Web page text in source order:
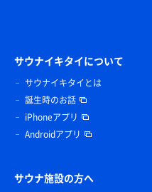
サウナイキタイについて
サウナイキタイとは
誕生時のお話
iPhoneアプリ
Androidアプリ
サウナ施設の方へ